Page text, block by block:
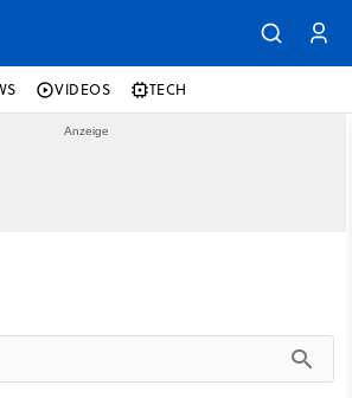
VIDEOS TECH